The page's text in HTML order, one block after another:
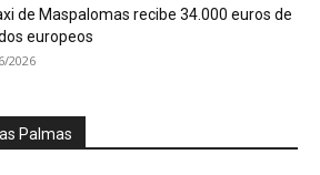
de Maspalomas recibe 34.000 euros de
europeos
2026
Palmas